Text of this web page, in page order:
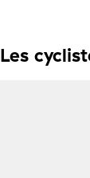
Les